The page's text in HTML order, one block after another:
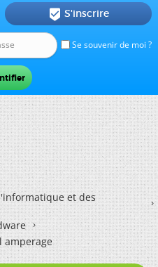
Se souvenir de moi ?
 S'inscrire
et des
amperage